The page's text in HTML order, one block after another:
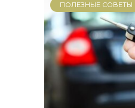
ПОЛЕЗНЫЕ СОВЕТЫ